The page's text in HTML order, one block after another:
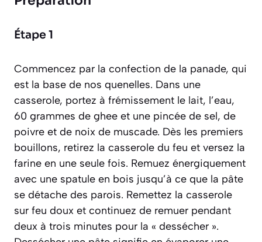
Étape 1
Commencez par la confection de la panade, qui
est la base de nos quenelles. Dans une
casserole, portez à frémissement le lait, l’eau,
60 grammes de ghee et une pincée de sel, de
poivre et de noix de muscade. Dès les premiers
bouillons, retirez la casserole du feu et versez la
farine en une seule fois. Remuez énergiquement
avec une spatule en bois jusqu’à ce que la pâte
se détache des parois. Remettez la casserole
sur feu doux et continuez de remuer pendant
deux à trois minutes pour la « dessécher ».